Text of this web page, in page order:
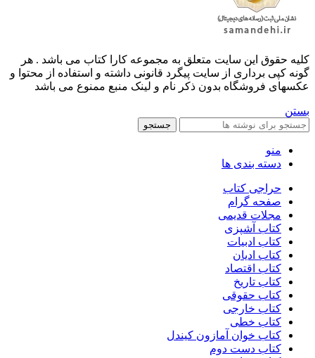
کليه حقوق اين سايت متعلق به مجموعه کارا کتاب می باشد . هر
گونه کپی برداری از سایت پیگرد قانونی داشته و استفاده از محتوا و
عکسهای فروشگاه بدون ذکر نام و لینک منبع ممنوع می باشد
بستن
جستجو
منو
دسته بندی ها
حراجی کتاب
صفحه گرام
مجلات قدیمی
کتاب آشپزی
کتاب ادبیات
کتاب ادیان
کتاب اقتصاد
کتاب تاریخ
کتاب حقوقی
کتاب خارجی
کتاب خطی
کتاب خوان آمازون کیندل
کتاب دست دوم